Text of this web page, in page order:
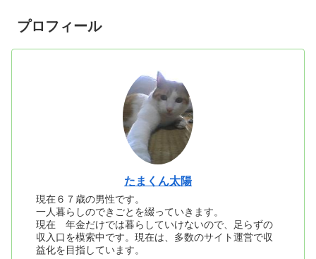
プロフィール
たまくん太陽
現在６７歳の男性です。
一人暮らしのできごとを綴っていきます。
現在 年金だけでは暮らしていけないので、足らずの
収入口を模索中です。現在は、多数のサイト運営で収
益化を目指しています。